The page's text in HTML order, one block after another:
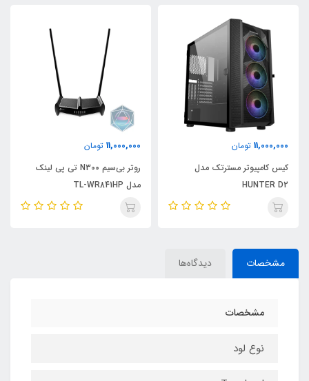
11,000,000
مدل TL-WR841HP
56,000,000
سایز 32 اینچ
مشخصات دیدگاه‌ها
مشخصات
نوع لود